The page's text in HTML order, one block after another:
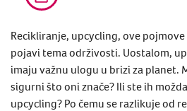
Recikliranje, upcycling, ove
pojavi tema održivosti. Uostalom,
imaju važnu ulogu u brizi za planet.
sigurni što oni znače? Ili ste ih
upcycling? Po čemu se razlikuje od